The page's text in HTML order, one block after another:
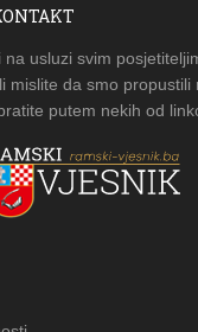
na usluzi svim
mislite da smo propustili
putem nekih od